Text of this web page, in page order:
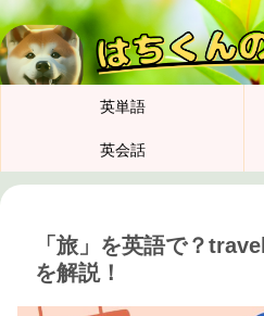
英単語
英会話
「旅」を英語で？
を解説！